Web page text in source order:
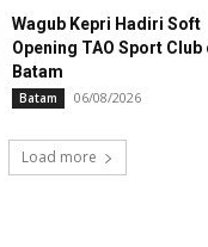
Wagub Kepri Hadiri Soft
Opening TAO Sport Club
Batam
Batam 06/08/2026
Load more